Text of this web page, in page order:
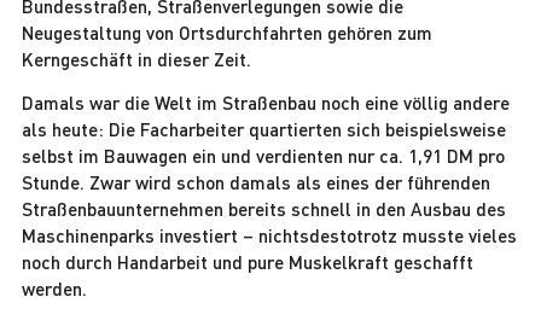
Bundesstraßen, Straßenverlegungen sowie die
Neugestaltung von Ortsdurchfahrten gehören zum
Kerngeschäft in dieser Zeit.
Damals war die Welt im Straßenbau noch eine völlig andere
als heute: Die Facharbeiter quartierten sich beispielsweise
selbst im Bauwagen ein und verdienten nur ca. 1,91 DM pro
Stunde. Zwar wird schon damals als eines der führenden
Straßenbauunternehmen bereits schnell in den Ausbau des
Maschinenparks investiert – nichtsdestotrotz musste vieles
noch durch Handarbeit und pure Muskelkraft geschafft
werden.